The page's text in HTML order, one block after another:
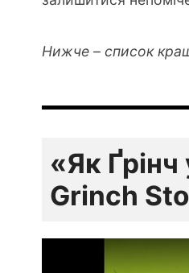
Нижче – список
«Як
Grinch